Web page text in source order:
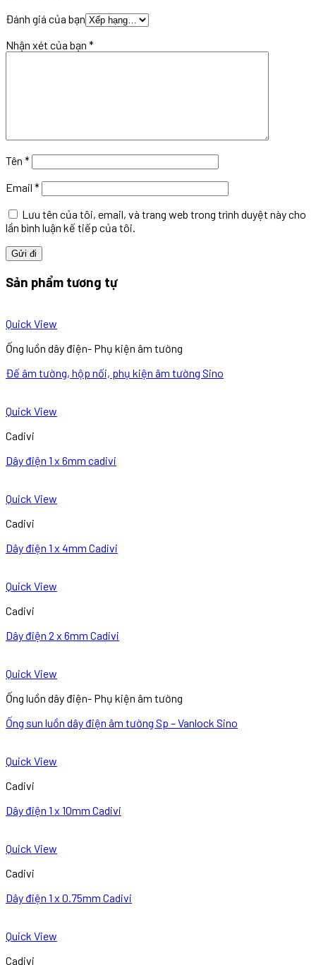
Đánh giá của bạn
Nhận xét của bạn *
Tên *
Email *
Lưu tên của tôi, email, và trang web trong trình duyệt này cho
lần bình luận kế tiếp của tôi.
Sản phẩm tương tự
Quick View
Ống luồn dây điện- Phụ kiện âm tường
Đế âm tường, hộp nối, phụ kiện âm tường Sino
Quick View
Cadivi
Dây điện 1 x 6mm cadivi
Quick View
Cadivi
Dây điện 1 x 4mm Cadivi
Quick View
Cadivi
Dây điện 2 x 6mm Cadivi
Quick View
Ống luồn dây điện- Phụ kiện âm tường
Ống sun luồn dây điện âm tường Sp – Vanlock Sino
Quick View
Cadivi
Dây điện 1 x 10mm Cadivi
Quick View
Cadivi
Dây điện 1 x 0.75mm Cadivi
Quick View
Cadivi